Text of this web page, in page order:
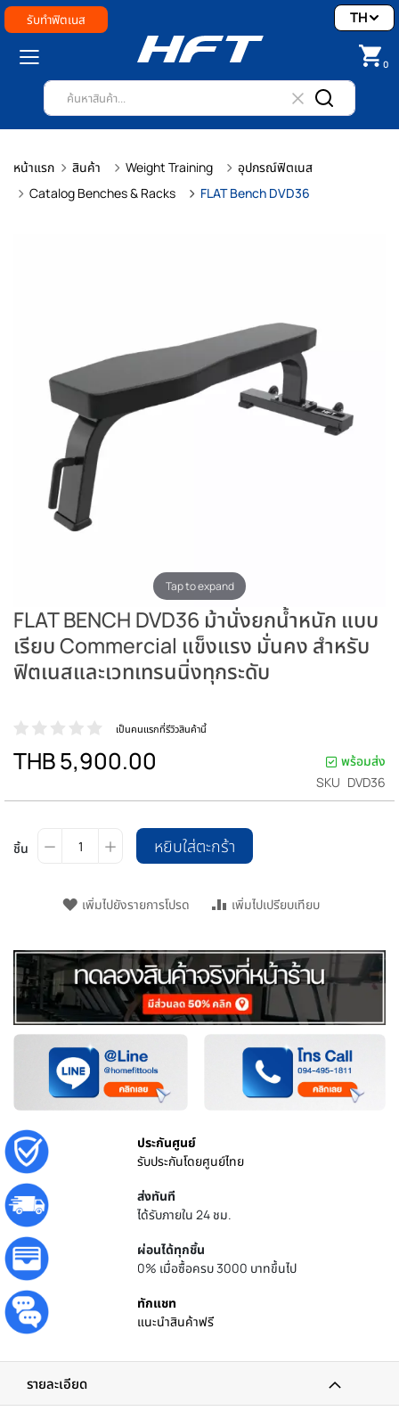
รับทำฟิตเนส
0
TH
หน้าแรก สินค้า Weight Training
อุปกรณ์ฟิตเนส
Catalog Benches & Racks
FLAT Bench DVD36
Tap to expand
FLAT BENCH DVD36 ม้านั่งยกน้ำหนัก แบบ
เรียบ Commercial แข็งแรง มั่นคง สำหรับ
ฟิตเนสและเวทเทรนนิ่งทุกระดับ
เป็นคนแรกที่รีวิวสินค้านี้
THB 5,900.00
พร้อมส่ง
SKU DVD36
ชิ้น หยิบใส่ตะกร้า
เพิ่มไปยังรายการโปรด เพิ่มไปเปรียบเทียบ
ประกันศูนย์
รับประกันโดยศูนย์ไทย
ส่งทันที
ได้รับภายใน 24 ชม.
ผ่อนได้ทุกชิ้น
0% เมื่อซื้อครบ 3000 บาทขึ้นไป
ทักแชท
แนะนำสินค้าฟรี
รายละเอียด